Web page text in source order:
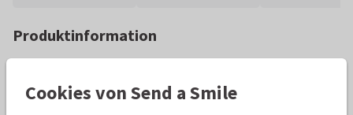
Produktinformation
Doppelkarte in A6 Querformat Kraft-Struktur zum selbst
gestalten (blanko). Ganz einfach selbst entwerfen nach
eigenem Wunsch mit Fotos und Text.
Cookies von Send a Smile